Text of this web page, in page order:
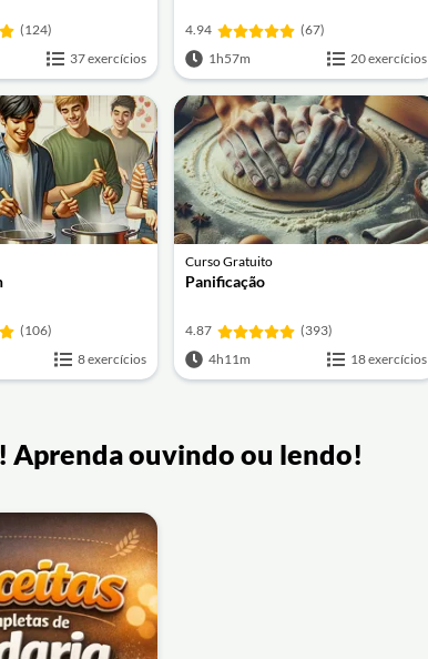
(124)
37 exercícios
4.94
(67)
1h57m
20 exercícios
(106)
8 exercícios
Curso Gratuito
Panificação
4.87
(393)
4h11m
18 exercícios
Aprenda ouvindo ou lendo!